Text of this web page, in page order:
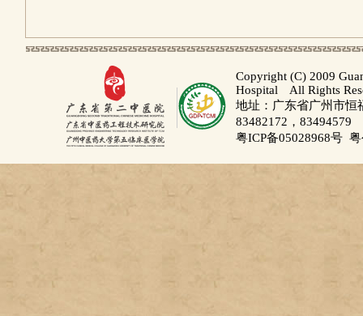
Copyright (C) 2009
Hospital All Rights
地址：广东省广州市
83482172，83494579
粤ICP备05028968号